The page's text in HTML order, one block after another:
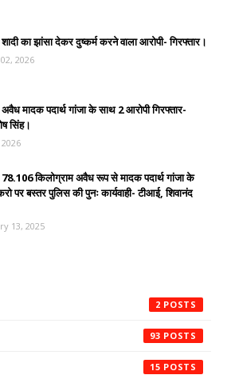
का झांसा देकर दुष्कर्म करने वाला आरोपी- गिरफ्तार।
2026
मादक पदार्थ गांजा के साथ 2 आरोपी गिरफ्तार-
सिंह।
किलोग्राम अवैध रूप से मादक पदार्थ गांजा के
पर बस्तर पुलिस की पुनः कार्यवाही- टीआई, शिवानंद
13, 2025
2
93
15